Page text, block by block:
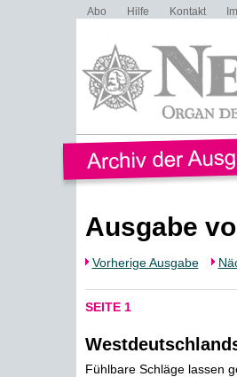
Abo Hilfe Kontakt
Ausgabe
Vorherige Ausgabe
SEITE 1
Fühlbare Schläge lassen